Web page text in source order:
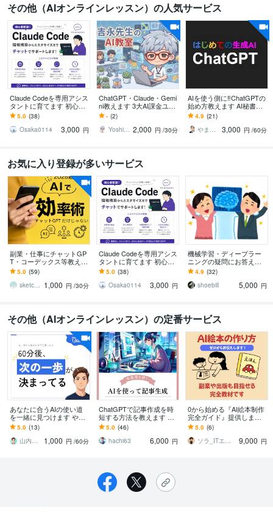
その他（AIオンラインレッスン）の人気サービス
Claude Codeを専用アシス
タントに育てます 初心者
大歓迎！環境構築や用途
に合うルール・スキルを
作成します
5.0 (38)
Osaka0114
3,000 円
ChatGPT・Claude・Gemi
ni教えます 3大AI課金ユー
ザーが「今使える」活用
術を個別レッスン
- (2)
Yoshinaga0816 2,000 円 /30分
AIを使う側に‼ChatGPTの
始め方教えます AI秘書
化！ChatGPT使いこなし
術/基礎からリスキリング
4.9 (21)
やまさん＠生き方の知恵
3,000 円 /60分
お気に入り登録が多いサービス
副業・仕事にチャットGP
T・コーデックス等教えま
す SNS自動可・業務効率
・制作など Codex他の厳
選AI
5.0 (59)
sketchnews 1,000 円 /30分
Claude Codeを専用アシス
タントに育てます 初心者
大歓迎！環境構築や用途
に合うルール・スキルを
作成します
5.0 (38)
Osaka0114
3,000 円
機械学習・ディープラー
ニングの疑問にお答えし
ます 京都大学で博士号取
得後、アメリカ研究者経
験者がお手伝い
4.9 (32)
shoebill
5,000 円
その他（AIオンラインレッスン）の定番サービス
あなたに合うAIの使い道
を一緒に見つけます やり
たいことが曖昧でも大丈
夫｜話を聞ける現役エン
ジニア
5.0 (13)
山内｜考えを整理する現役エンジニア
1,000 円 /60分
ChatGPTで記事作成を時
短する方法を教えます SE
O対策した記事を自動生成
するためプロンプト（命
令付き）
5.0 (46)
hachi63
6,000 円
0から始める『AI絵本制作
完全ガイド』提供します
【無料ツール】0から絵本
作家になるAI絵本制作完
全ガイド
5.0 (6)
ソラ_ITエンジニア
9,000 円